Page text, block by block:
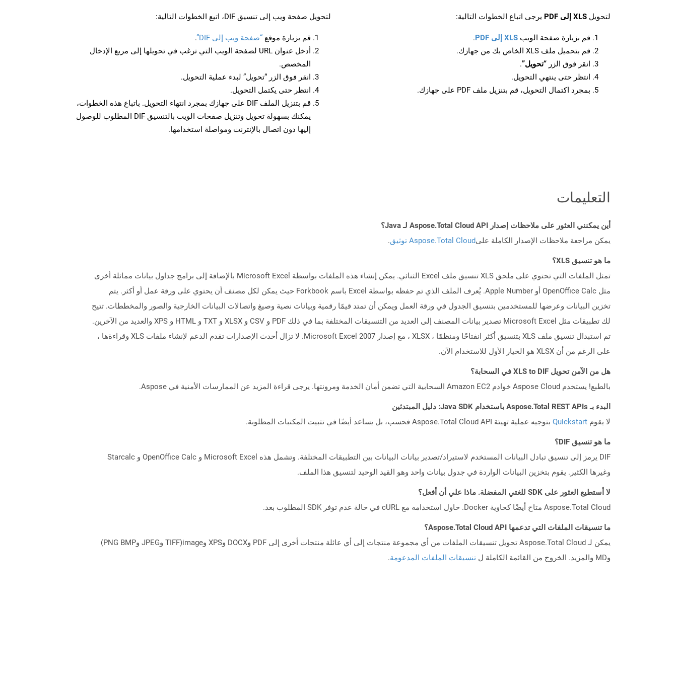
لتحويل XLS إلى PDF يرجى اتباع الخطوات التالية:
قم بزيارة صفحة الويب XLS إلى PDF
.
قم بتحميل ملف XLS الخاص بك من جهازك.
انقر فوق الزر “تحويل”.
انتظر حتى ينتهي التحويل.
بمجرد اكتمال التحويل، قم بتنزيل ملف PDF على جهازك.
لتحويل صفحة ويب إلى تنسيق DIF، اتبع الخطوات التالية:
قم بزيارة موقع “صفحة ويب إلى DIF”
.
أدخل عنوان URL لصفحة الويب التي ترغب في تحويلها إلى مربع الإدخال
المخصص.
انقر فوق الزر “تحويل” لبدء عملية التحويل.
انتظر حتى يكتمل التحويل.
قم بتنزيل الملف DIF على جهازك بمجرد انتهاء التحويل. باتباع هذه الخطوات،
يمكنك بسهولة تحويل وتنزيل صفحات الويب بالتنسيق DIF المطلوب للوصول
إليها دون اتصال بالإنترنت ومواصلة استخدامها.
التعليمات
أين يمكنني العثور على ملاحظات إصدار Aspose.Total Cloud API لـ Java؟
يمكن مراجعة ملاحظات الإصدار الكاملة علىAspose.Total Cloud توثيق .
ما هو تنسيق XLS؟
تمثل الملفات التي تحتوي على ملحق XLS تنسيق ملف Excel الثنائي. يمكن إنشاء هذه الملفات بواسطة Microsoft Excel بالإضافة إلى برامج جداول بيانات مماثلة أخرى
مثل OpenOffice Calc أو Apple Number. يُعرف الملف الذي تم حفظه بواسطة Excel باسم Forkbook حيث يمكن لكل مصنف أن يحتوي على ورقة عمل أو أكثر. يتم
تخزين البيانات وعرضها للمستخدمين بتنسيق الجدول في ورقة العمل ويمكن أن تمتد قيمًا رقمية وبيانات نصية وصيغ واتصالات البيانات الخارجية والصور والمخططات. تتيح
لك تطبيقات مثل Microsoft Excel تصدير بيانات المصنف إلى العديد من التنسيقات المختلفة بما في ذلك PDF و CSV و XLSX و TXT و HTML و XPS والعديد من الآخرين.
تم استبدال تنسيق ملف XLS بتنسيق أكثر انفتاحًا ومنظمًا ، XLSX ، مع إصدار Microsoft Excel 2007. لا تزال أحدث الإصدارات تقدم الدعم لإنشاء ملفات XLS وقراءةها ،
على الرغم من أن XLSX هو الخيار الأول للاستخدام الآن.
هل من الآمن تحويل XLS to DIF في السحابة؟
بالطبع! يستخدم Aspose Cloud خوادم Amazon EC2 السحابية التي تضمن أمان الخدمة ومرونتها. يرجى قراءة المزيد عن الممارسات الأمنية في Aspose.
البدء بـ Aspose.Total REST APIs باستخدام Java SDK: دليل المبتدئين
لا يقوم Quickstart بتوجيه عملية تهيئة Aspose.Total Cloud API فحسب، بل يساعد أيضًا في تثبيت المكتبات المطلوبة.
ما هو تنسيق DIF؟
DIF يرمز إلى تنسيق تبادل البيانات المستخدم لاستيراد/تصدير بيانات البيانات بين التطبيقات المختلفة. وتشمل هذه Microsoft Excel و OpenOffice Calc و Starcalc
وغيرها الكثير. يقوم بتخزين البيانات الواردة في جدول بيانات واحد وهو القيد الوحيد لتنسيق هذا الملف.
لا أستطيع العثور على SDK للغتي المفضلة. ماذا علي أن أفعل؟
Aspose.Total Cloud متاح أيضًا كحاوية Docker. حاول استخدامه مع cURL في حالة عدم توفر SDK المطلوب بعد.
ما تنسيقات الملفات التي تدعمها Aspose.Total Cloud API؟
يمكن لـ Aspose.Total Cloud تحويل تنسيقات الملفات من أي مجموعة منتجات إلى أي عائلة منتجات أخرى إلى PDF وDOCX وXPS وimage(TIFF وJPEG وPNG BMP)
وMD والمزيد. الخروج من القائمة الكاملة ل
تنسيقات الملفات المدعومة.